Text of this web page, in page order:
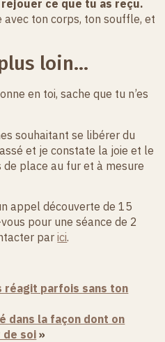
rejouer ce que tu as reçu.
avec ton corps, ton souffle, et
loin…
en toi, sache que tu n’es
souhaitant se libérer du
et je constate la joie et le
place au fur et à mesure
appel découverte de 15
pour une séance de 2
parici.
réagit parfois sans ton
dans la façon dont on
de soi »